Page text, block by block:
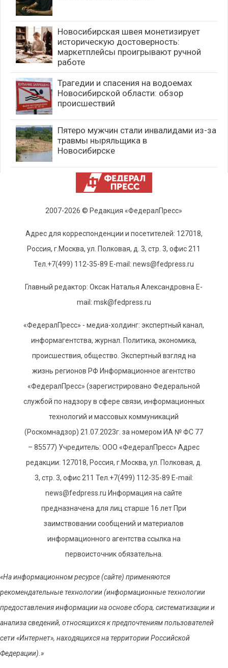
Новосибирская швея монетизирует
историческую достоверность:
маркетплейсы проигрывают ручной
работе
Трагедии и спасения на водоемах
Новосибирской области: обзор
происшествий
Пятеро мужчин стали инвалидами из-за
травмы ныряльщика в
Новосибирске
2007-2026 © Редакция «ФедералПресс»
Адрес для корреспонденции и посетителей: 127018,
Россия, г.Москва, ул. Полковая, д. 3, стр. 3, офис 211
Тел.+7(499) 112-35-89 E-mail: news@fedpress.ru
Главный редактор: Оксак Наталья Александровна E-
mail: msk@fedpress.ru
«ФедералПресс» - медиа-холдинг: экспертный канал,
информагентства, журнал. Политика, экономика,
происшествия, общество. Экспертный взгляд на
жизнь регионов РФ Информационное агентство
«ФедералПресс» (зарегистрировано Федеральной
службой по надзору в сфере связи, информационных
технологий и массовых коммуникаций
(Роскомнадзор) 21.07.2023г. за номером ИА № ФС 77
– 85577) Учредитель: ООО «ФедералПресс» Адрес
редакции: 127018, Россия, г.Москва, ул. Полковая, д.
3, стр. 3, офис 211 Тел.+7(499) 112-35-89 E-mail:
news@fedpress.ru Информация на сайте
предназначена для лиц старше 16 лет При
заимствовании сообщений и материалов
информационного агентства ссылка на
первоисточник обязательна.
«На информационном ресурсе (сайте) применяются
рекомендательные технологии (информационные технологии
предоставления информации на основе сбора, систематизации и
анализа сведений, относящихся к предпочтениям пользователей
сети «Интернет», находящихся на территории Российской
Федерации).»